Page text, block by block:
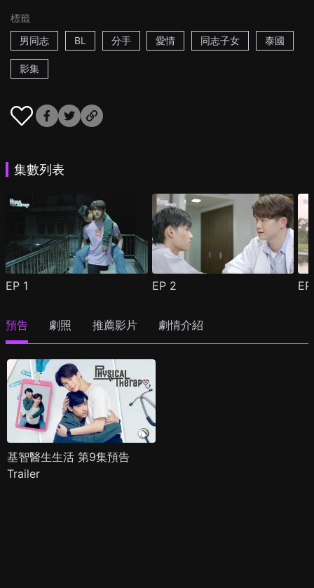
標籤
男同志
BL 分手 愛情 同志子女 泰國
影集
集數列表
EP 1 EP 2
預告 劇照 推薦影片 劇情介紹
基智醫生生活 第9集預告
Trailer